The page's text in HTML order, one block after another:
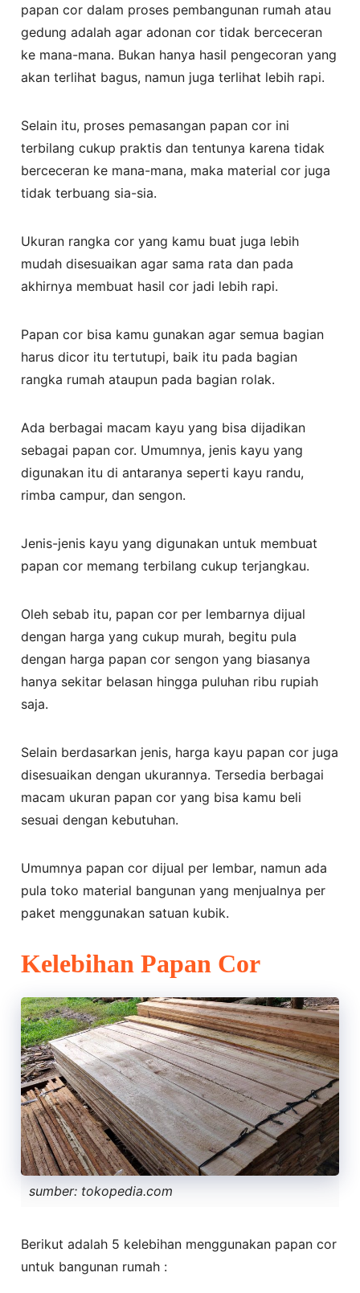
papan cor dalam proses pembangunan rumah atau
gedung adalah agar adonan cor tidak berceceran
ke mana-mana. Bukan hanya hasil pengecoran yang
akan terlihat bagus, namun juga terlihat lebih rapi.
Selain itu, proses pemasangan papan cor ini
terbilang cukup praktis dan tentunya karena tidak
berceceran ke mana-mana, maka material cor juga
tidak terbuang sia-sia.
Ukuran rangka cor yang kamu buat juga lebih
mudah disesuaikan agar sama rata dan pada
akhirnya membuat hasil cor jadi lebih rapi.
Papan cor bisa kamu gunakan agar semua bagian
harus dicor itu tertutupi, baik itu pada bagian
rangka rumah ataupun pada bagian rolak.
Ada berbagai macam kayu yang bisa dijadikan
sebagai papan cor. Umumnya, jenis kayu yang
digunakan itu di antaranya seperti kayu randu,
rimba campur, dan sengon.
Jenis-jenis kayu yang digunakan untuk membuat
papan cor memang terbilang cukup terjangkau.
Oleh sebab itu, papan cor per lembarnya dijual
dengan harga yang cukup murah, begitu pula
dengan harga papan cor sengon yang biasanya
hanya sekitar belasan hingga puluhan ribu rupiah
saja.
Selain berdasarkan jenis, harga kayu papan cor juga
disesuaikan dengan ukurannya. Tersedia berbagai
macam ukuran papan cor yang bisa kamu beli
sesuai dengan kebutuhan.
Umumnya papan cor dijual per lembar, namun ada
pula toko material bangunan yang menjualnya per
paket menggunakan satuan kubik.
Kelebihan Papan Cor
sumber: tokopedia.com
Berikut adalah 5 kelebihan menggunakan papan cor
untuk bangunan rumah :